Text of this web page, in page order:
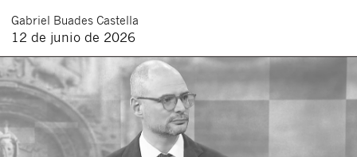
Gabriel Buades Castella
12 de junio de 2026